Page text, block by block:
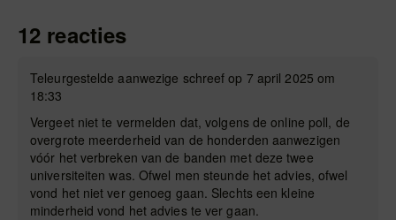
12 reacties
Teleurgestelde aanwezige schreef op 7 april 2025 om
18:33
Vergeet niet te vermelden dat, volgens de online poll, de
overgrote meerderheid van de honderden aanwezigen
vóór het verbreken van de banden met deze twee
universiteiten was. Ofwel men steunde het advies, ofwel
vond het niet ver genoeg gaan. Slechts een kleine
minderheid vond het advies te ver gaan.